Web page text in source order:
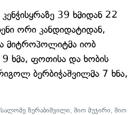
39 ხმიდან 22
ორი კანდიდატიდან,
მიტროპოლიტმა იობ
9 ხმა, ფოთისა და ხობის
ბერბიჭაშვილმა 7 ხნა,
სალომე ზურაბიშვილი, შიო მუჯირი, შიო